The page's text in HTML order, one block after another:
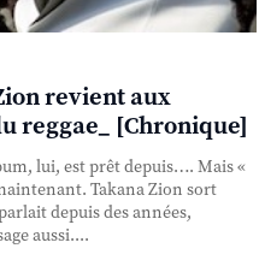
revient aux
reggae_ [Chronique]
lui, est prêt depuis…. Mais «
Takana Zion sort
depuis des années,
aussi....